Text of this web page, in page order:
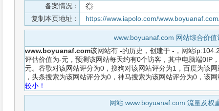
备案情况：
复制本页地址：
https://www.iapolo.com/
www.boyuanaf.com 网站综合价值
www.boyuanaf.com该网站有 -的历史，创建于 - ，网站
评估价值为-元，预测该网站每天约有0个访客，其中电脑端0IP
元。谷歌对该网站评分为0，搜狗对该网站评分为1，百度为该
，头条搜索为该网站评分为0，神马搜索为该网站评分为0，该
较小！
网站 www.boyuanaf.com 流量及权